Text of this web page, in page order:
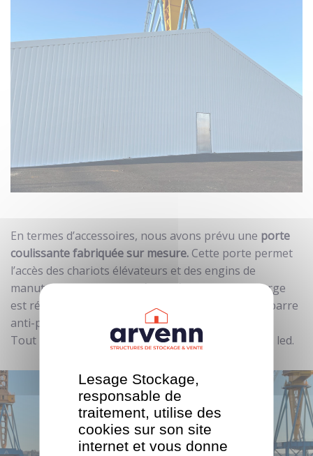
En termes d’accessoires, nous avons prévu une porte
coulissante fabriquée sur mesure.Cette porte permet
l’accès des chariots élévateurs et des engins de
manutention. Uneporte de servicede 90 cm de large
est réservée au personnel. Elle est équipée d’une barre
anti-panique et d’une fermeture à clé.
Tout l’entrepôt bénéficie d’un éclairage intérieur à led.
Lesage Stockage,
responsable de
traitement, utilise des
cookies sur son site
internet et vous donne